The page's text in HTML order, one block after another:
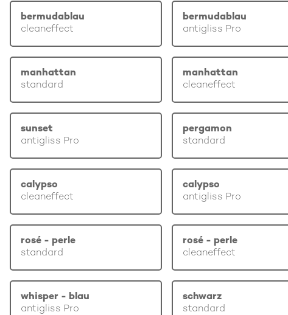
bermudablau
cleaneffect
bermudablau
antigliss Pro
manhattan
standard
manhattan
cleaneffect
sunset
antigliss Pro
pergamon
standard
calypso
cleaneffect
calypso
antigliss Pro
rosé - perle
standard
rosé - perle
cleaneffect
whisper - blau
antigliss Pro
schwarz
standard